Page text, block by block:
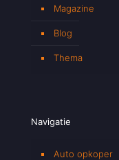
Magazine
Blog
Thema
Navigatie
Auto opkoper